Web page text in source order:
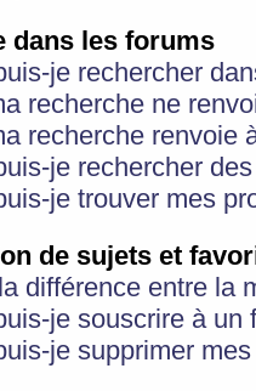
dans les forums
je rechercher
recherche ne
recherche renvoie
je rechercher
je trouver mes
de sujets et
différence entre la
je souscrire à
je supprimer